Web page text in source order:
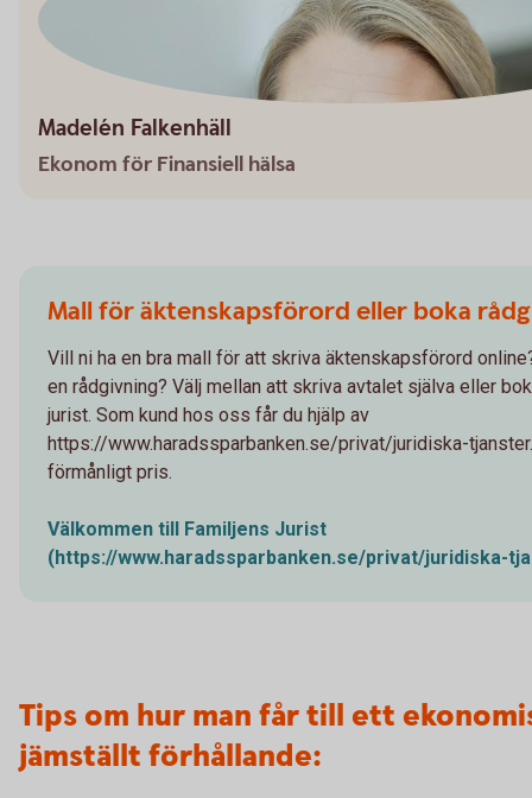
Madelén Falkenhäll
Ekonom för Finansiell hälsa
Mall för äktenskapsförord eller boka
Vill ni ha en bra mall för att skriva äktenskapsförord
en rådgivning? Välj mellan att skriva avtalet själva eller
jurist. Som kund hos oss får du hjälp av
https://www.haradssparbanken.se/privat/juridiska-
förmånligt pris.
Välkommen till Familjens Jurist
(https://www.haradssparbanken.se/privat/juridiska-
Tips om hur man får till ett
jämställt förhållande: